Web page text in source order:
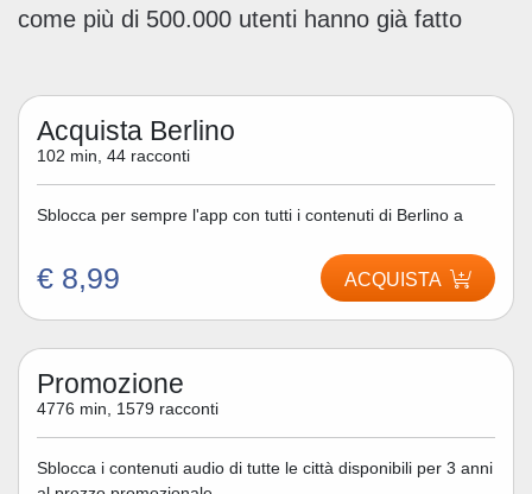
come più di 500.000 utenti hanno già fatto
Acquista Berlino
102 min, 44 racconti
Sblocca per sempre l'app con tutti i contenuti di Berlino a
€ 8,99 ACQUISTA
Promozione
4776 min, 1579 racconti
Sblocca i contenuti audio di tutte le città disponibili per 3 anni